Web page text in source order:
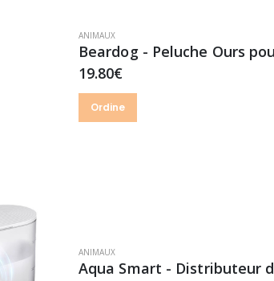
ANIMAUX
Beardog - Peluche Ours
19.80€
Ordine
ANIMAUX
Aqua Smart - Distributeur